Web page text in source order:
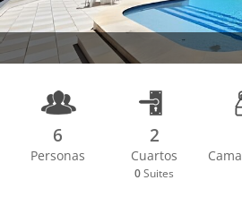
6
Personas
2
Cuartos
0 Suites